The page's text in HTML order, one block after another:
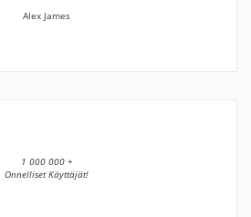
Alex James
1 000 000 +
Onnelliset Käyttäjät!